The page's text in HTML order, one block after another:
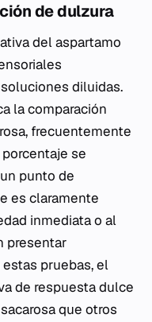
de dulzura
del aspartamo
diluidas.
la comparación
frecuentemente
se
punto de
es claramente
inmediata o al
presentar
pruebas, el
de respuesta dulce
que otros